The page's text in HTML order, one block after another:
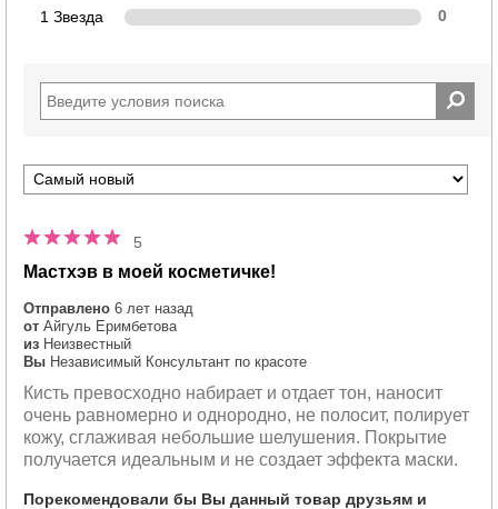
1 Звезда 0
5
Мастхэв в моей косметичке!
Отправлено 6 лет назад
от Айгуль Еримбетова
из Неизвестный
Вы Независимый Консультант по красоте
Кисть превосходно набирает и отдает тон, наносит
очень равномерно и однородно, не полосит, полирует
кожу, сглаживая небольшие шелушения. Покрытие
получается идеальным и не создает эффекта маски.
Порекомендовали бы Вы данный товар друзьям и